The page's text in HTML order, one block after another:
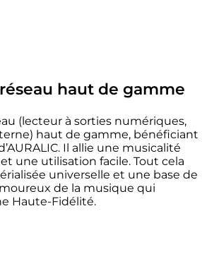
haut de gamme
(lecteur à sorties numériques,
haut de gamme, bénéficiant
Il allie une musicalité
une utilisation facile. Tout cela
universelle et une base de
de la musique qui
Haute-Fidélité.